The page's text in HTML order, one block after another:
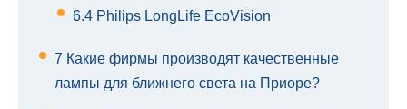
6.4 Philips LongLife EcoVision
7 Какие фирмы производят качественные
лампы для ближнего света на Приоре?